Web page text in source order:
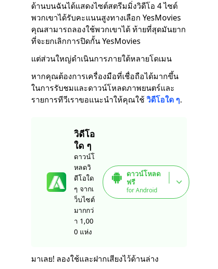
ด้านบนฉันได้แสดงไซต์สตรีมมิ่งวิดีโอ 4 ไซต์
พวกเขาได้รับคะแนนสูงทางเลือก YesMovies
คุณสามารถลองใช้พวกเขาได้ ท้ายที่สุดมันยาก
ที่จะยกเลิกการปิดกั้น YesMovies
แต่ส่วนใหญ่ดำเนินการภายใต้หลายโดเมน
หากคุณต้องการเครื่องมือที่เชื่อถือได้มากขึ้น
ในการรับชมและดาวน์โหลดภาพยนตร์และ
รายการทีวีเราขอแนะนำให้คุณใช้วิดีโอใด ๆ.
วิดีโอ
ใด ๆ
ดาวน์โ
หลดวิ
ดีโอใด
ๆ จากเ
ว็บไซต์
มากกว่
า 1,00
0 แห่ง
ดาวน์โหลด
ฟรี
for Android
มาเลย! ลองใช้และฝากเสียงไว้ด้านล่าง